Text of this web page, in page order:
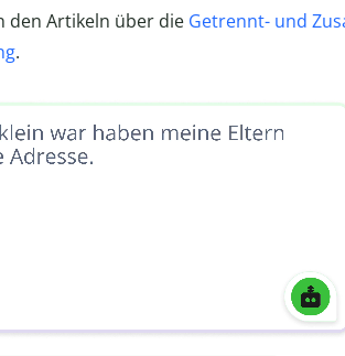
den Artikeln über die Getrennt- und
.